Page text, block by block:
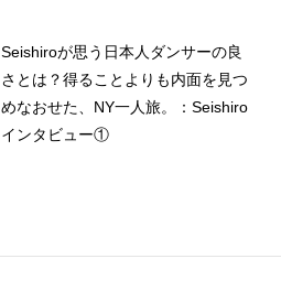
Seishiroが思う日本人ダンサーの良
さとは？得ることよりも内面を見つ
めなおせた、NY一人旅。：Seishiro
インタビュー①